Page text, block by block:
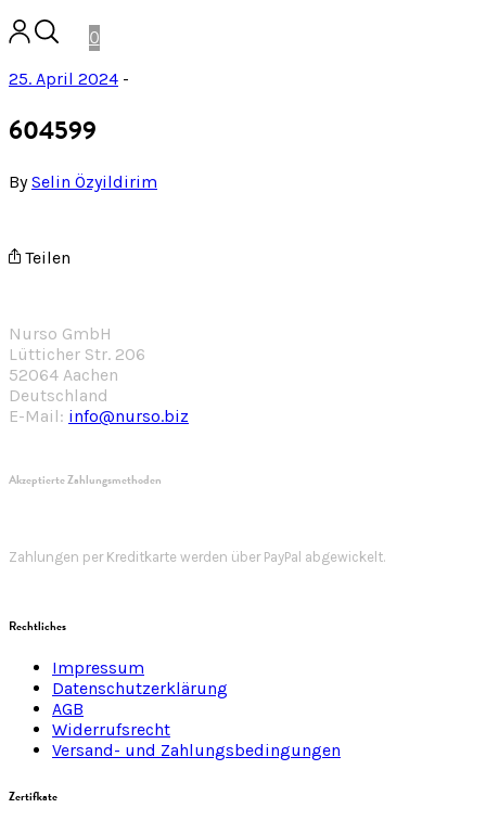
0
25. April 2024 -
604599
BySelin Özyildirim
Teilen
Nurso GmbH
Lütticher Str. 206
52064 Aachen
Deutschland
E-Mail: info@nurso.biz
Akzeptierte Zahlungsmethoden
Zahlungen per Kreditkarte werden über PayPal abgewickelt.
Rechtliches
Impressum
Datenschutzerklärung
AGB
Widerrufsrecht
Versand- und Zahlungsbedingungen
Zertifkate